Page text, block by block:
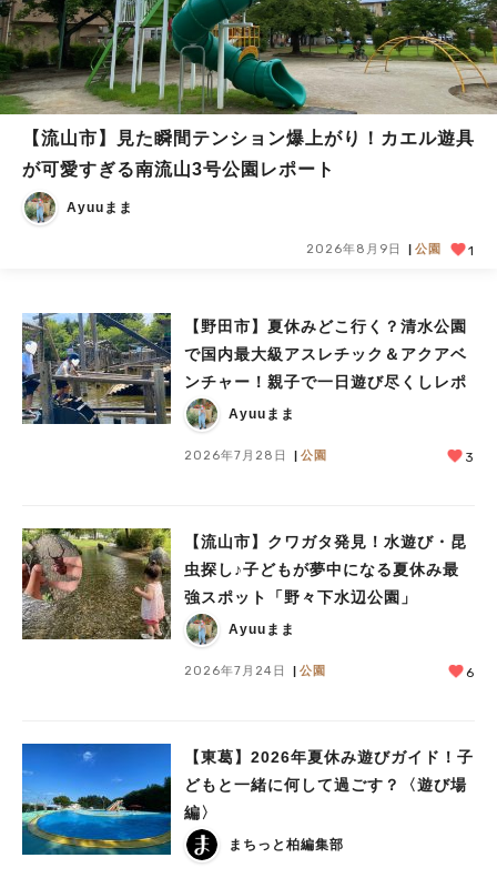
【流山市】見た瞬間テンション爆上がり！カエル遊具
が可愛すぎる南流山3号公園レポート
Ayuuまま
2026年8月9日 公園 1
【野田市】夏休みどこ行く？清水公園
で国内最大級アスレチック＆アクアベ
ンチャー！親子で一日遊び尽くしレポ
Ayuuまま
2026年7月28日 公園 3
【流山市】クワガタ発見！水遊び・昆
虫探し♪子どもが夢中になる夏休み最
強スポット「野々下水辺公園」
Ayuuまま
2026年7月24日 公園 6
【東葛】2026年夏休み遊びガイド！子
どもと一緒に何して過ごす？〈遊び場
編〉
まちっと柏編集部